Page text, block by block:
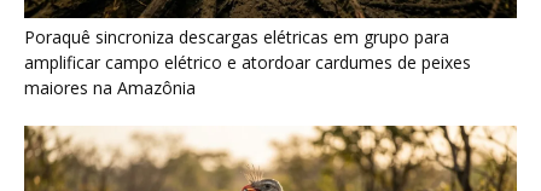
Seriema combina corridas em alta velocidade e arremessos
contra rochas para imobilizar serpentes peçonhentas no
cerrado